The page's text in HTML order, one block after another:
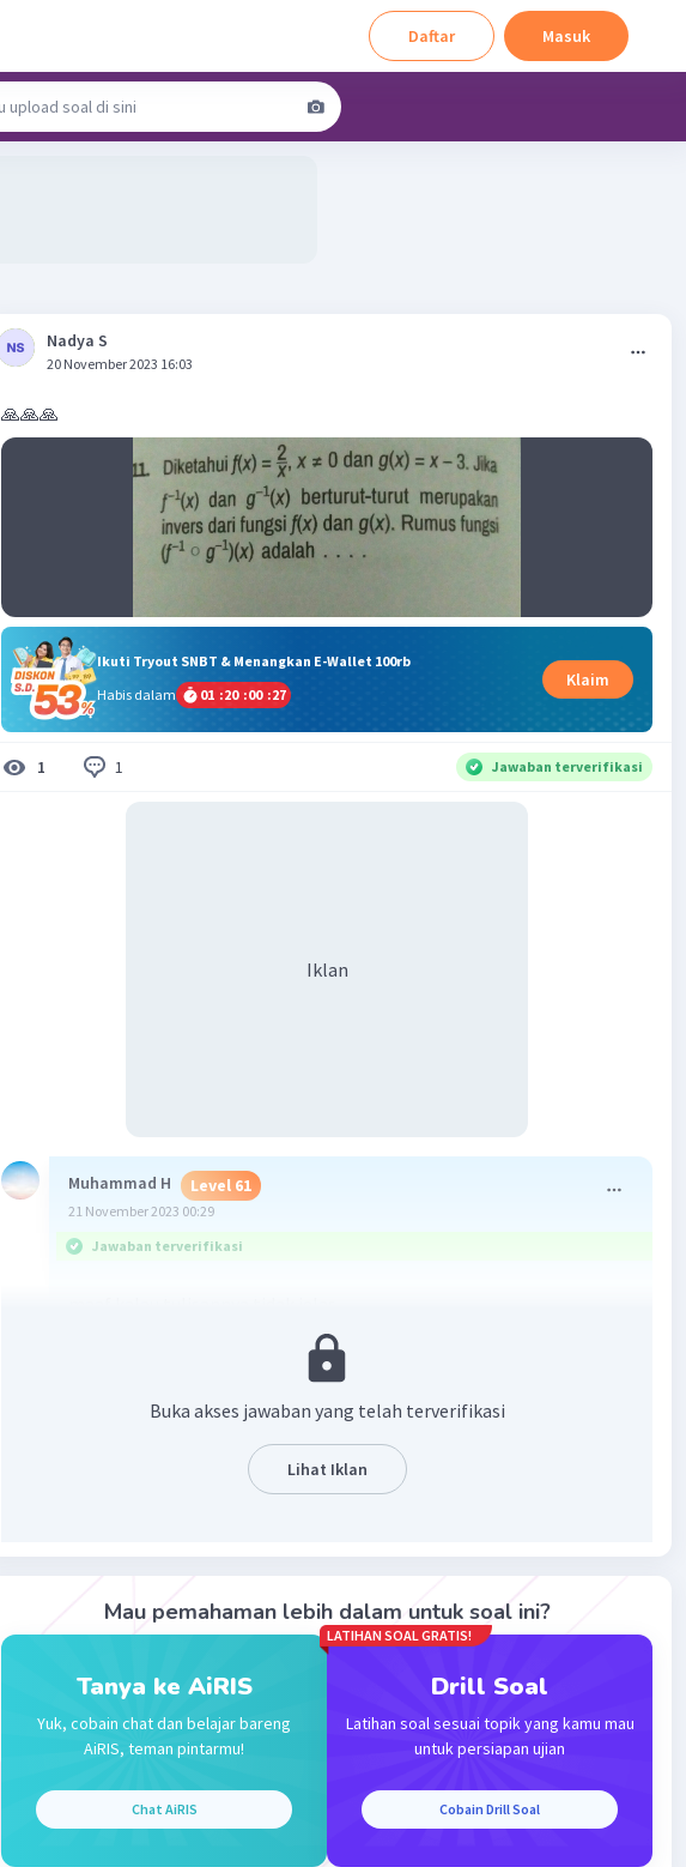
Daftar Masuk
Nadya S
20 November 2023 16:03
🙏🙏🙏
Ikuti Tryout SNBT & Menangkan E-Wallet 100rb
Habis dalam
01 :20 :00 :27
Klaim
1 1 Jawaban terverifikasi
Iklan
Muhammad H Level 61
21 November 2023 00:29
Jawaban terverifikasi
Beri Rating
Buka akses jawaban yang telah terverifikasi
Lihat Iklan
Mau pemahaman lebih dalam untuk soal ini?
Tanya ke AiRIS
Yuk, cobain chat dan belajar bareng
AiRIS, teman pintarmu!
Chat AiRIS
LATIHAN SOAL GRATIS!
Drill Soal
Latihan soal sesuai topik yang kamu mau
untuk persiapan ujian
Cobain Drill Soal